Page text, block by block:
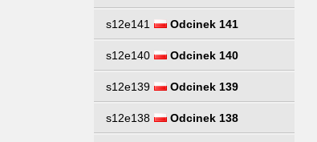
s12e141 Odcinek 141
s12e140 Odcinek 140
s12e139 Odcinek 139
s12e138 Odcinek 138